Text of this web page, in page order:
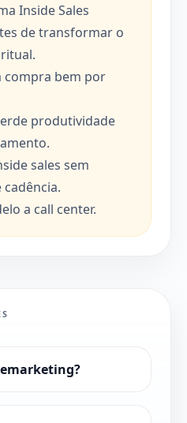
Inside Sales
de transformar o
compra bem por
produtividade
sales sem
a call center.